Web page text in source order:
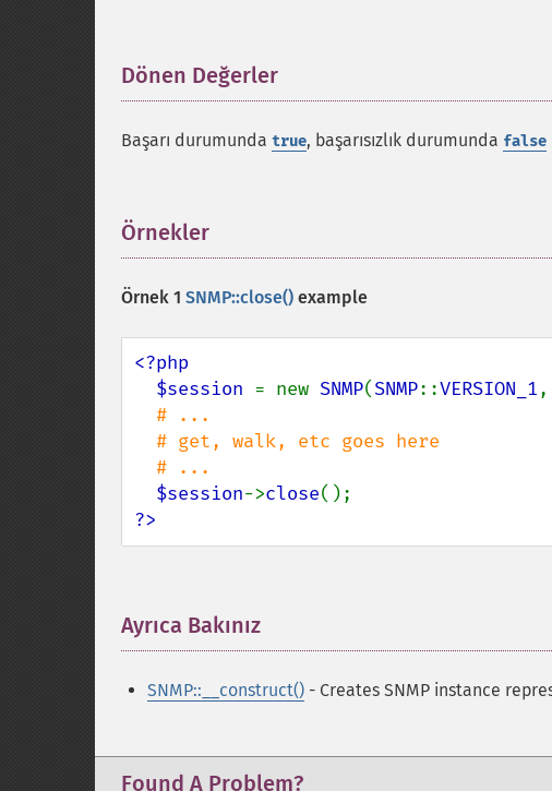
Dönen Değerler
Başarı durumunda true, başarısızlık durumunda false
Örnekler
Örnek 1 SNMP::close() example
<?php
  $session
= new SNMP(SNMP::VERSION_1,
# ...
$session->close
?>
Ayrıca Bakınız
SNMP::__construct() - Creates SNMP instance
Found A Problem?